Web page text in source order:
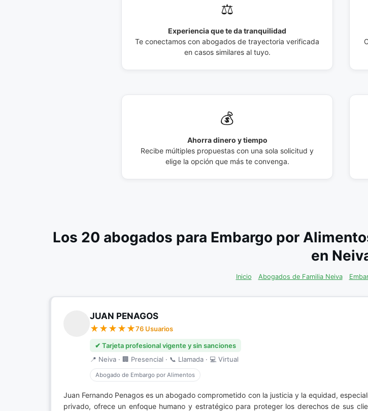
⚖️
Experiencia que te da tranquilidad
Te conectamos con abogados de trayectoria verificada
en casos similares al tuyo.
💰
Ahorra dinero y tiempo
Recibe múltiples propuestas con una sola solicitud y
elige la opción que más te convenga.
Los 20 abogados para Embargo por
en
Inicio Abogados de Familia Neiva
JUAN PENAGOS
76 Usuarios
✔ Tarjeta profesional vigente y sin sanciones
📍 Neiva · 🏢 Presencial · 📞 Llamada · 💻 Virtual
Abogado de Embargo por Alimentos
Juan Fernando Penagos es un abogado comprometido con la justicia y la equidad,
privado, ofrece un enfoque humano y estratégico para proteger los derechos de sus